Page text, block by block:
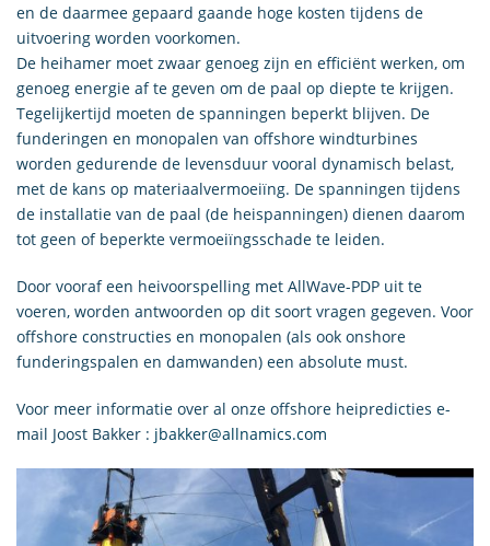
en de daarmee gepaard gaande hoge kosten tijdens de
uitvoering worden voorkomen.
De heihamer moet zwaar genoeg zijn en efficiënt werken, om
genoeg energie af te geven om de paal op diepte te krijgen.
Tegelijkertijd moeten de spanningen beperkt blijven. De
funderingen en monopalen van offshore windturbines
worden gedurende de levensduur vooral dynamisch belast,
met de kans op materiaalvermoeiïng. De spanningen tijdens
de installatie van de paal (de heispanningen) dienen daarom
tot geen of beperkte vermoeiïngsschade te leiden.
Door vooraf een heivoorspelling met AllWave-PDP uit te
voeren, worden antwoorden op dit soort vragen gegeven. Voor
offshore constructies en monopalen (als ook onshore
funderingspalen en damwanden) een absolute must.
Voor meer informatie over al onze offshore heipredicties e-
mail Joost Bakker : jbakker@allnamics.com